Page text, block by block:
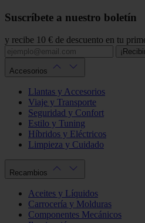
Suscríbete a nuestro boletín
y recibe 10 € de descuento en tu
Accesorios
Llantas y Accesorios
Viaje y Transporte
Seguridad y Confort
Estilo y Tuning
Híbridos y Eléctricos
Limpieza y Cuidado
Recambios
Aceites y Líquidos
Carrocería y Molduras
Componentes Mecánicos